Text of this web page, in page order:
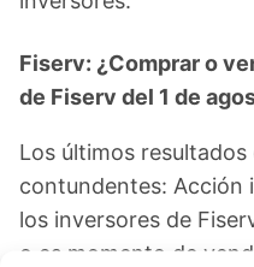
Fiserv: ¿Comprar o
de Fiserv del 1 de
Los últimos resultados
contundentes: Acción
los inversores de
o es momento de